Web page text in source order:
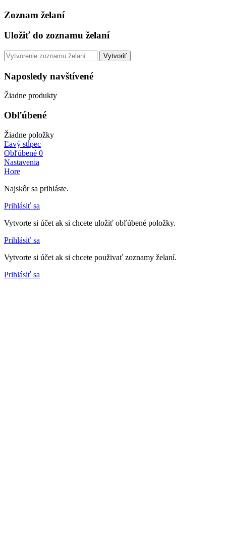
Zoznam želaní
Uložiť do zoznamu želaní
Vytvoriť
Naposledy navštívené
Žiadne produkty
Obľúbené
Žiadne položky
Ľavý stĺpec
Obľúbené 0
Nastavenia
Hore
Najskôr sa prihláste.
Prihlásiť sa
Vytvorte si účet ak si chcete uložiť obľúbené položky.
Prihlásiť sa
Vytvorte si účet ak si chcete použivať zoznamy želaní.
Prihlásiť sa